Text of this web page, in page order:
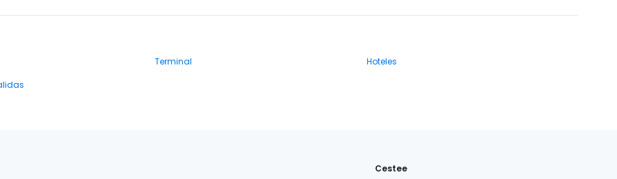
Terminal
Hoteles
Cestee